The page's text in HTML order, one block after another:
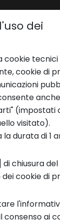
NS
dei
cookie
cookie di
(impostati
visitato).
la durata di 1
chiusura
cookie di
ai